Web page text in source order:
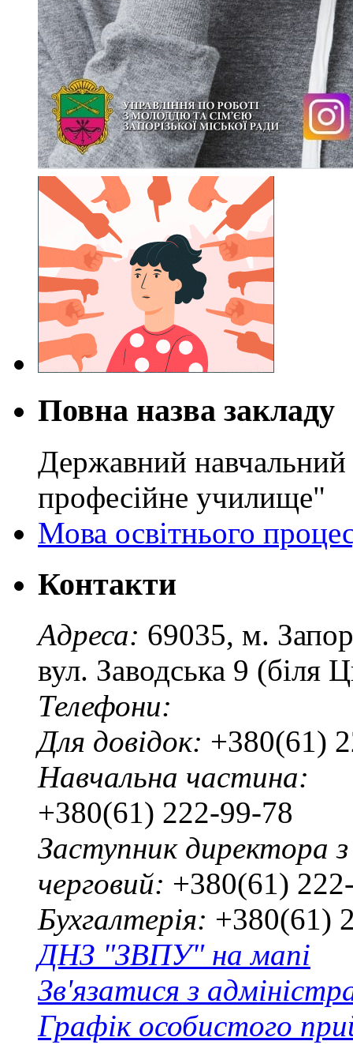
Повна назва закладу
Державний навчальний
професійне училище"
Мова освітнього
Контакти
Адреса: 69035, м.
вул. Заводська 9 (біля
Телефони:
Для довідок: +380(61)
Навчальна частина:
+380(61) 222-99-78
Заступник директора
черговий: +380(61)
Бухгалтерія: +380(61)
ДНЗ "ЗВПУ" на мапі
Зв'язатися з
Графік особистого